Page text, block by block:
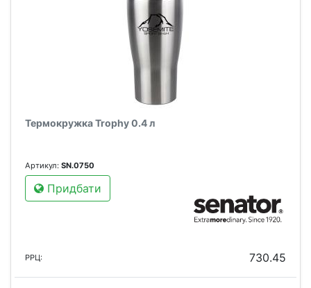
Термокружка Trophy 0.4 л
Артикул: SN.0750
Придбати
РРЦ: 730.45